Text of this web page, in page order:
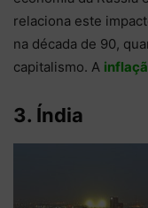
relaciona este
na década de 90,
capitalismo. A
3. Índia